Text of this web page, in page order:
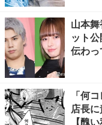
山本
ット
伝わ
「何
店長
【醜